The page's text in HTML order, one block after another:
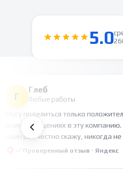
5.0
Г
Глеб
Любые работы
Могу поделиться только
моих обращениях в эту
один раз честно скажу, никогда
мое время. Все четко , без косяков.
Проверенный отзыв · Яндекс